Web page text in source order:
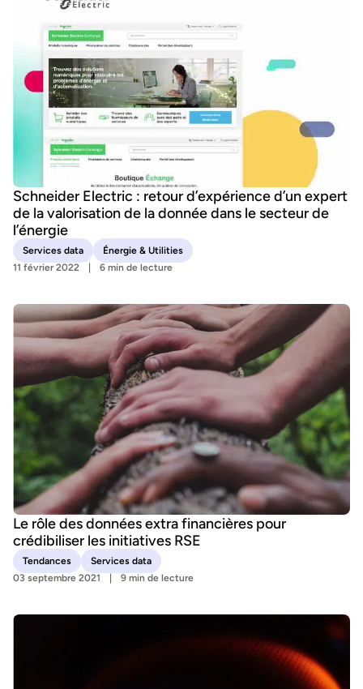
Schneider Electric : retour d’expérience d’un expert
de la valorisation de la donnée dans le secteur de
l’énergie
Services data
Énergie & Utilities
11 février 2022
6 min de lecture
Le rôle des données extra financières pour
crédibiliser les initiatives RSE
Tendances
Services data
03 septembre 2021
9 min de lecture